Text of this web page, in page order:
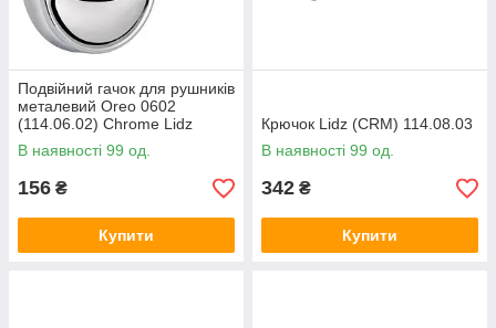
Подвійний гачок для рушників
металевий Oreo 0602
(114.06.02) Chrome Lidz
Хром глянець
В наявності 99 од.
156 ₴
Купити
Крючок Lidz (CRM) 114.08.03
В наявності 99 од.
342 ₴
Купити